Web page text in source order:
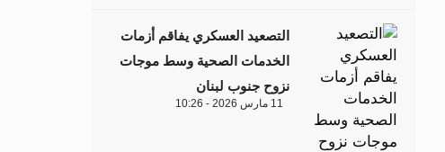
التصعيد العسكري يفاقم أزمات
الخدمات الصحية وسط موجات
نزوح جنوب لبنان
11 مارس 2026 - 10:26